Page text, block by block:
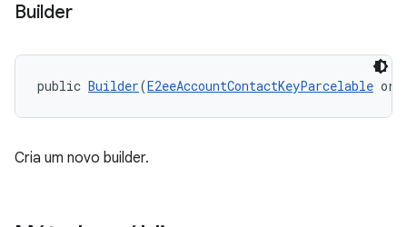
Builder
public Builder(E2eeAccountContactKeyParcelable
Cria um novo builder.